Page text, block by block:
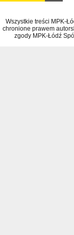
Wszystkie treści MPK-
chronione prawem
zgody MPK-Łódź